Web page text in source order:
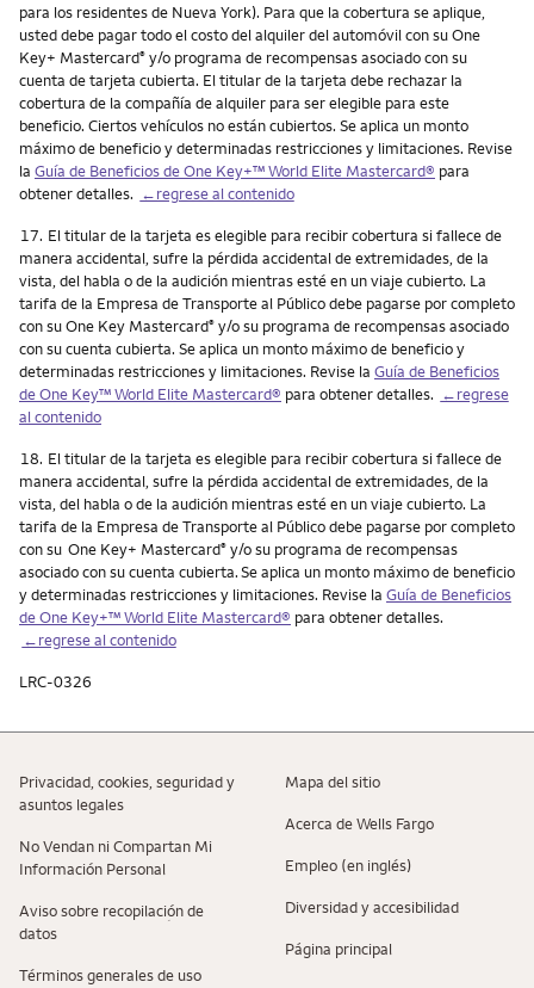
para los residentes de Nueva York). Para que la cobertura se aplique,
usted debe pagar todo el costo del alquiler del automóvil con su One
Key+ Mastercard® y/o programa de recompensas asociado con su
cuenta de tarjeta cubierta. El titular de la tarjeta debe rechazar la
cobertura de la compañía de alquiler para ser elegible para este
beneficio. Ciertos vehículos no están cubiertos. Se aplica un monto
máximo de beneficio y determinadas restricciones y limitaciones. Revise
la Guía de Beneficios de One Key+™ World Elite Mastercard® para
obtener detalles. ←regrese al contenido
Nota
17. El titular de la tarjeta es elegible para recibir cobertura si fallece de
manera accidental, sufre la pérdida accidental de extremidades, de la
vista, del habla o de la audición mientras esté en un viaje cubierto. La
tarifa de la Empresa de Transporte al Público debe pagarse por completo
con su One Key Mastercard® y/o su programa de recompensas asociado
con su cuenta cubierta. Se aplica un monto máximo de beneficio y
determinadas restricciones y limitaciones. Revise la Guía de Beneficios
de One Key™ World Elite Mastercard® para obtener detalles. ←regrese
al contenido
Nota
18. El titular de la tarjeta es elegible para recibir cobertura si fallece de
manera accidental, sufre la pérdida accidental de extremidades, de la
vista, del habla o de la audición mientras esté en un viaje cubierto. La
tarifa de la Empresa de Transporte al Público debe pagarse por completo
con su One Key+ Mastercard® y/o su programa de recompensas
asociado con su cuenta cubierta. Se aplica un monto máximo de beneficio
y determinadas restricciones y limitaciones. Revise la Guía de Beneficios
de One Key+™ World Elite Mastercard® para obtener detalles.
←regrese al contenido
LRC-0326
Privacidad, cookies, seguridad y
asuntos legales
No Vendan ni Compartan Mi
Información Personal
Aviso sobre recopilaciؚón de
datos
Términos generales de uso
Mapa del sitio
Acerca de Wells Fargo
Empleo (en inglés)
Diversidad y accesibilidad
Página principal